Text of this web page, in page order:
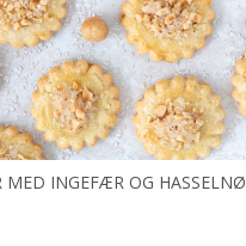
MED INGEFÆR OG